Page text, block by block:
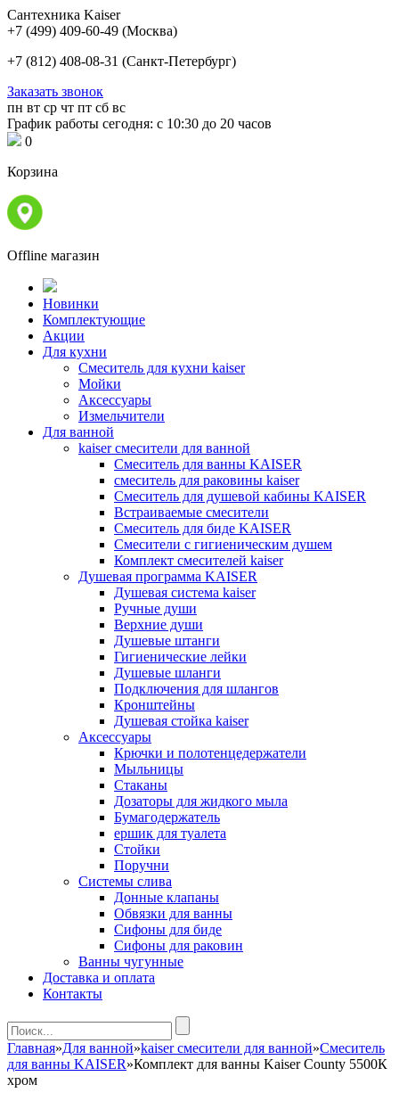
Сантехника Kaiser
+7 (499) 409-60-49 (Москва)
+7 (812) 408-08-31 (Санкт-Петербург)
Заказать звонок
пн вт ср чт пт сб вс
График работы сегодня: с 10:30 до 20 часов
0
Корзина
Offline магазин
Новинки
Комплектующие
Акции
Для кухни
Cмеситель для кухни kaiser
Мойки
Аксессуары
Измельчители
Для ванной
kaiser смесители для ванной
Смеситель для ванны KAISER
смеситель для раковины kaiser
Смеситель для душевой кабины KAISER
Встраиваемые смесители
Смеситель для биде KAISER
Смесители с гигиеническим душем
Комплект смесителей kaiser
Душевая программа KAISER
Душевая система kaiser
Ручные души
Верхние души
Душевые штанги
Гигиенические лейки
Душевые шланги
Подключения для шлангов
Кронштейны
Душевая стойка kaiser
Аксессуары
Крючки и полотенцедержатели
Мыльницы
Стаканы
Дозаторы для жидкого мыла
Бумагодержатель
ершик для туалета
Стойки
Поручни
Системы слива
Донные клапаны
Обвязки для ванны
Сифоны для биде
Сифоны для раковин
Ванны чугунные
Доставка и оплата
Контакты
Главная»Для ванной»kaiser смесители для ванной»Смеситель
для ванны KAISER»Комплект для ванны Kaiser County 5500К
хром